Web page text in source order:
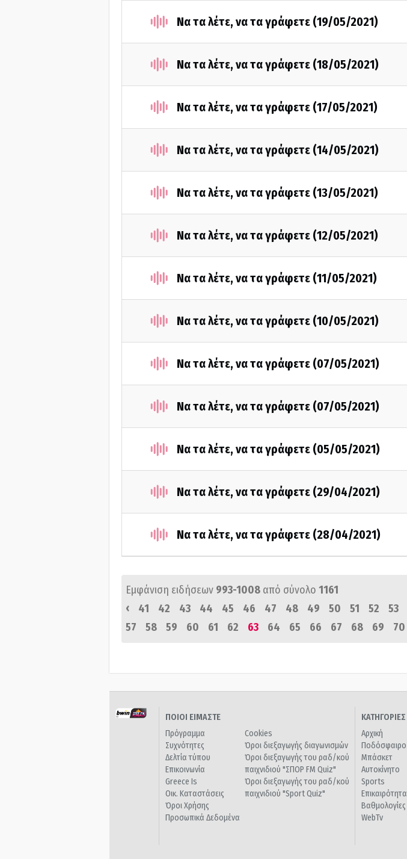
Να τα λέτε, να τα γράφετε (19/05/2021)
Να τα λέτε, να τα γράφετε (18/05/2021)
Να τα λέτε, να τα γράφετε (17/05/2021)
Να τα λέτε, να τα γράφετε (14/05/2021)
Να τα λέτε, να τα γράφετε (13/05/2021)
Να τα λέτε, να τα γράφετε (12/05/2021)
Να τα λέτε, να τα γράφετε (11/05/2021)
Να τα λέτε, να τα γράφετε (10/05/2021)
Να τα λέτε, να τα γράφετε (07/05/2021)
Να τα λέτε, να τα γράφετε (07/05/2021)
Να τα λέτε, να τα γράφετε (05/05/2021)
Να τα λέτε, να τα γράφετε (29/04/2021)
Να τα λέτε, να τα γράφετε (28/04/2021)
Εμφάνιση ειδήσεων 993-1008 από σύνολο 1161
‹
41 42 43 44 45 46 47 48 49 50 51 52 53
57
58 59 60 61 62 63 64 65 66 67 68 69 70
ΠΟΙΟΙ ΕΙΜΑΣΤΕ
Πρόγραμμα
Συχνότητες
Δελτία τύπου
Επικοινωνία
Greece Is
Οικ. Καταστάσεις
Όροι Χρήσης
Προσωπικά Δεδομένα
Cookies
Όροι διεξαγωγής διαγωνισμών
Όροι διεξαγωγής του ραδ/κού
παιχνιδιού "ΣΠΟΡ FM Quiz"
Όροι διεξαγωγής του ραδ/κού
παιχνιδιού "Sport Quiz"
ΚΑΤΗΓΟΡΙΕΣ
Αρχική
Ποδόσφαιρο
Μπάσκετ
Αυτοκίνητο
Sports
Επικαιρότητα
Βαθμολογίες
WebTv